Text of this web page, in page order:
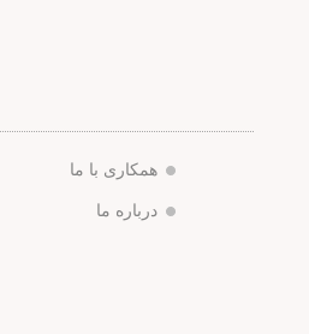
همکاری با ما
درباره ما